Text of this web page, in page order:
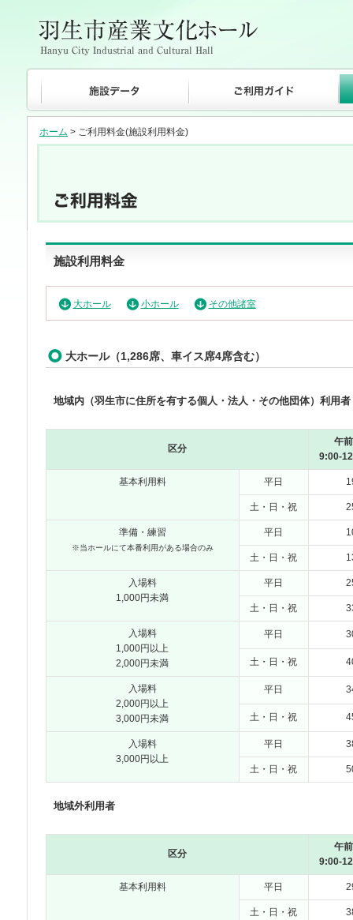
ホーム > ご利用料金(施設利用料金)
施設利用料金
大ホール 小ホール その他諸室
大ホール（1,286席、車イス席4席含む）
地域内（羽生市に住所を有する個人・法人・その他団体）利用者
区分
午前
9:00-
基本利用料 平日
土・日・祝
準備・練習
※当ホールにて本番利用がある場合のみ
平日
土・日・祝
入場料
1,000円未満
平日
土・日・祝
入場料
1,000円以上
2,000円未満
平日
土・日・祝
入場料
2,000円以上
3,000円未満
平日
土・日・祝
入場料
3,000円以上
平日
土・日・祝
地域外利用者
区分
午前
9:00-
基本利用料 平日
土・日・祝